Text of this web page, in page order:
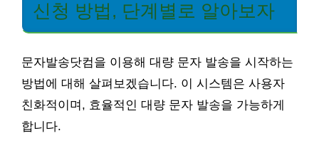
신청 방법, 단계별로 알아보자
문자발송닷컴을 이용해 대량 문자 발송을 시작하는
방법에 대해 살펴보겠습니다. 이 시스템은 사용자
친화적이며, 효율적인 대량 문자 발송을 가능하게
합니다.